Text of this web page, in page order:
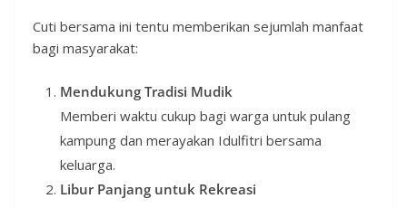
Cuti bersama ini tentu memberikan sejumlah manfaat
bagi masyarakat:
Mendukung Tradisi Mudik
Memberi waktu cukup bagi warga untuk pulang
kampung dan merayakan Idulfitri bersama
keluarga.
Libur Panjang untuk Rekreasi